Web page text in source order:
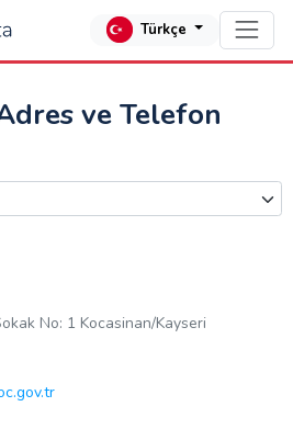
Türkçe
ve Telefon
No: 1 Kocasinan/Kayseri